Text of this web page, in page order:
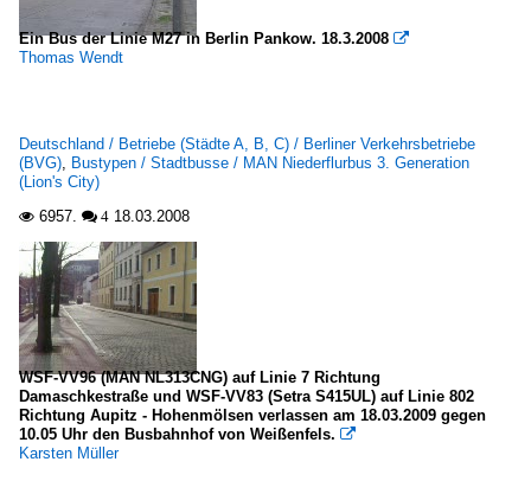
Ein Bus der Linie M27 in Berlin Pankow. 18.3.2008 
Thomas Wendt
Deutschland / Betriebe (Städte A, B, C) / Berliner Verkehrsbetriebe
(BVG), Bustypen / Stadtbusse / MAN Niederflurbus 3. Generation
(Lion's City)
 6957.  4 18.03.2008
WSF-VV96 (MAN NL313CNG) auf Linie 7 Richtung
Damaschkestraße und WSF-VV83 (Setra S415UL) auf Linie 802
Richtung Aupitz - Hohenmölsen verlassen am 18.03.2009 gegen
10.05 Uhr den Busbahnhof von Weißenfels. 
Karsten Müller